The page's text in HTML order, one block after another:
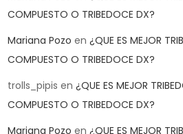
COMPUESTO O TRIBEDOCE DX?
Mariana Pozo en ¿QUE ES MEJOR
COMPUESTO O TRIBEDOCE DX?
trolls_pipis en ¿QUE ES MEJOR
COMPUESTO O TRIBEDOCE DX?
Mariana Pozo en ¿QUE ES MEJOR